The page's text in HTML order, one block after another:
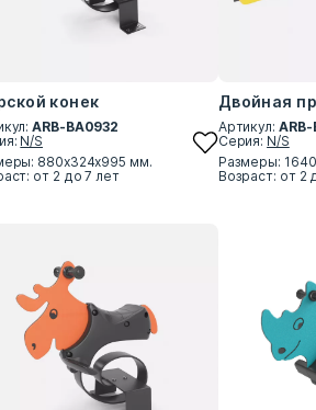
конек
ARB-BA0932
N/S
880х324х995 мм.
от 2 до 7 лет
Двойная
Артикул:
Серия: N/S
Размеры:
Возраст: от 2